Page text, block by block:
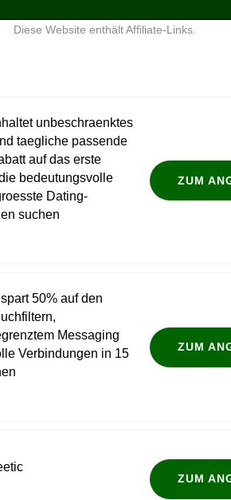
Diese Website enthält Affiliate-Links.
unbeschraenktes
taegliche passende
auf das erste
bedeutungsvolle
Dating-
suchen
ZUM
50% auf den
Messaging
Verbindungen in 15
ZUM
ZUM